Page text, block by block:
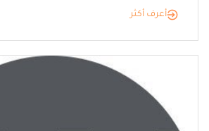
أعرف أكثر